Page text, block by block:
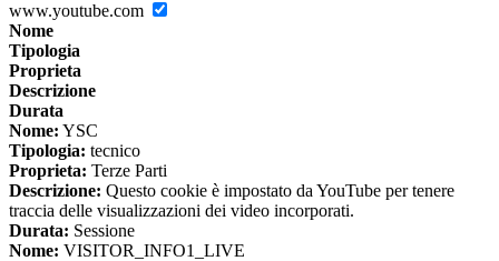
www.youtube.com
Nome
Tipologia
Proprieta
Descrizione
Durata
Nome: YSC
Tipologia: tecnico
Proprieta: Terze Parti
Descrizione: Questo cookie è impostato da YouTube per tenere
traccia delle visualizzazioni dei video incorporati.
Durata: Sessione
Nome: VISITOR_INFO1_LIVE